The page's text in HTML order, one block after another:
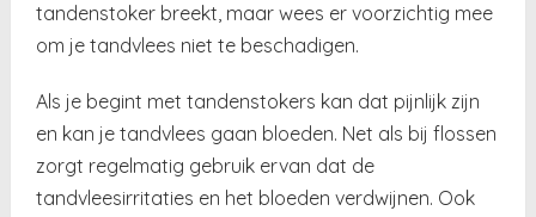
tandenstoker breekt, maar wees er voorzichtig mee
om je tandvlees niet te beschadigen.
Als je begint met tandenstokers kan dat pijnlijk zijn
en kan je tandvlees gaan bloeden. Net als bij flossen
zorgt regelmatig gebruik ervan dat de
tandvleesirritaties en het bloeden verdwijnen. Ook